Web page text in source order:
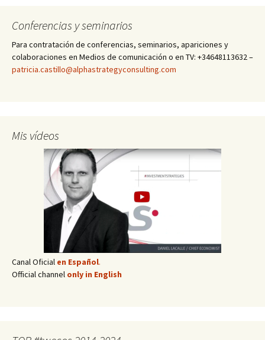
Conferencias y seminarios
Para contratación de conferencias, seminarios, apariciones y
colaboraciones en Medios de comunicación o en TV: +34648113632 –
patricia.castillo@alphastrategyconsulting.com
Mis vídeos
Canal Oficial en Español.
Official channel only in English